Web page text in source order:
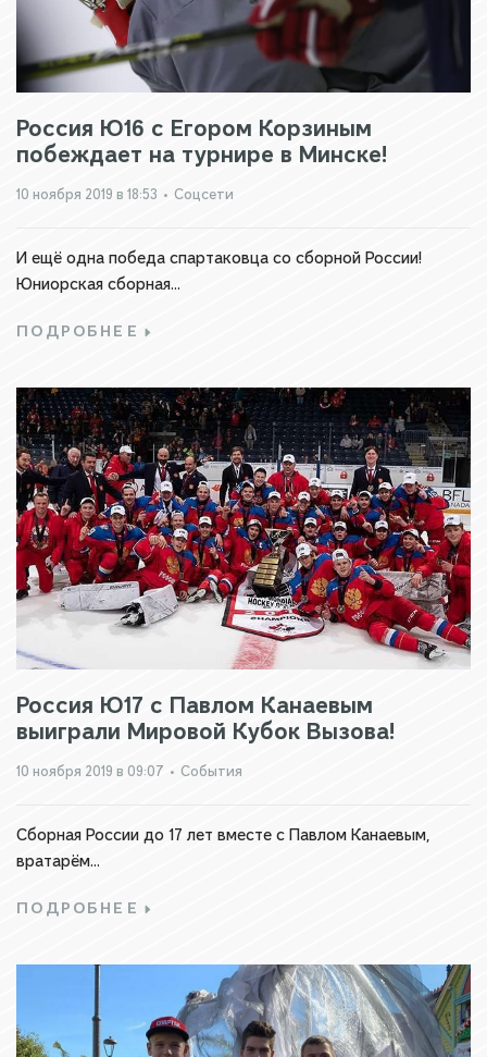
Россия Ю16 с Егором Корзиным
побеждает на турнире в Минске!
10 ноября 2019 в 18:53 • Соцсети
И ещё одна победа спартаковца со сборной России!
Юниорская сборная...
ПОДРОБНЕЕ
Россия Ю17 с Павлом Канаевым
выиграли Мировой Кубок Вызова!
10 ноября 2019 в 09:07 • События
Сборная России до 17 лет вместе с Павлом Канаевым,
вратарём...
ПОДРОБНЕЕ